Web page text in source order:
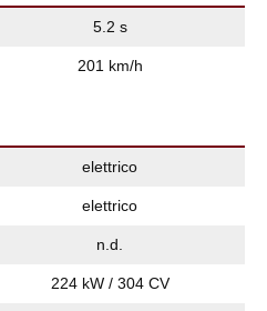
5.2 s
201 km/h
elettrico
elettrico
n.d.
224 kW / 304 CV